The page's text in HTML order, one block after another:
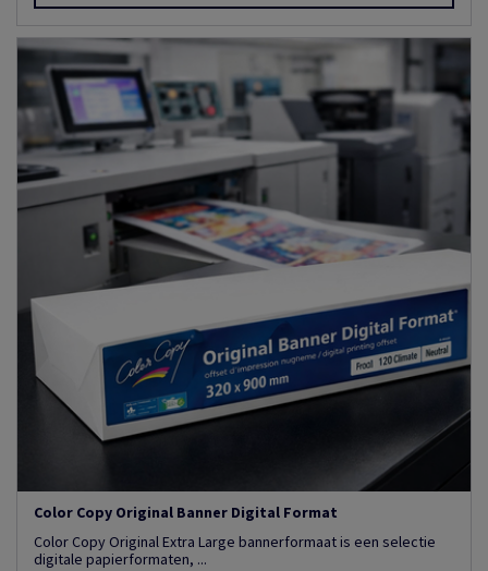
Color Copy Original Banner Digital Format
Color Copy Original Extra Large bannerformaat is een selectie
digitale papierformaten, ...